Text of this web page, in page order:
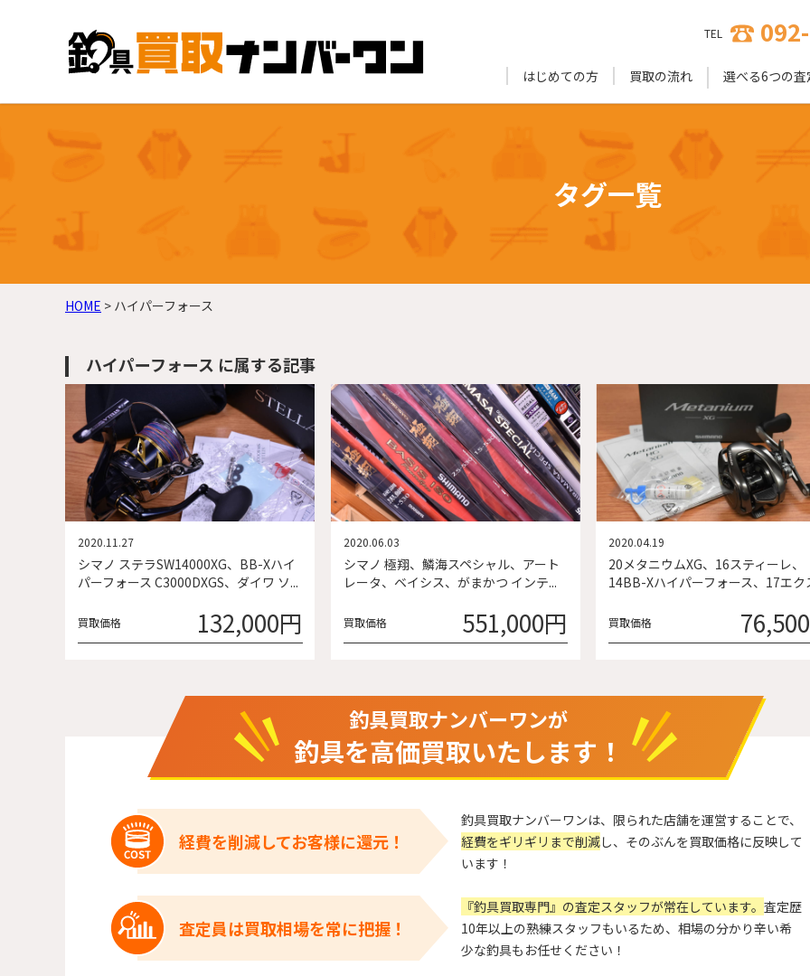
TEL
はじめての方 買取の流れ 選べる6つの査
タグ一覧
HOME > ハイパーフォース
ハイパーフォース に属する記事
シマノ ステラSW14000XG、BB-Xハイ
パーフォース C3000DXGS、ダイワ ソ...
2020.11.27
買取価格 132,000円
シマノ 極翔、鱗海スペシャル、アート
レータ、ベイシス、がまかつ インテ...
2020.06.03
買取価格 551,000円
20メタニウムXG、16スティーレ、
14BB-Xハイパーフォース、17エク
2020.04.19
買取価格
釣具買取ナンバーワンが
釣具を高価買取いたします！
経費を削減してお客様に還元！
釣具買取ナンバーワンは、限られた店舗を運営することで、
経費をギリギリまで削減し、そのぶんを買取価格に反映して
います！
査定員は買取相場を常に把握！
『釣具買取専門』の査定スタッフが常在しています。 査定歴
10年以上の熟練スタッフもいるため、相場の分かり辛い希
少な釣具もお任せください！